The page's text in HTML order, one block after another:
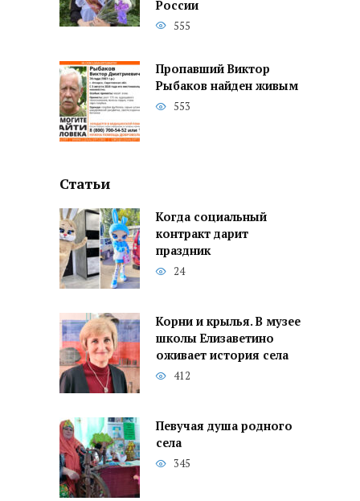
России
555
Пропавший Виктор
Рыбаков найден живым
553
Статьи
Когда социальный
контракт дарит
праздник
24
Корни и крылья. В музее
школы Елизаветино
оживает история села
412
Певучая душа родного
села
345